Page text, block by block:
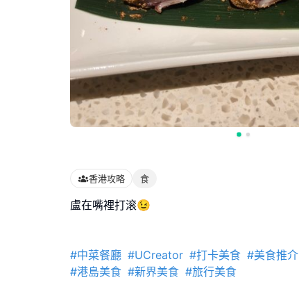
香港攻略 食
盧在嘴裡打滚😉
#中菜餐廳 #UCreator #打卡美食 #美食推介
#港島美食 #新界美食 #旅行美食